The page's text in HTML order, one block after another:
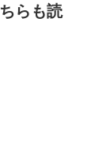
らも読